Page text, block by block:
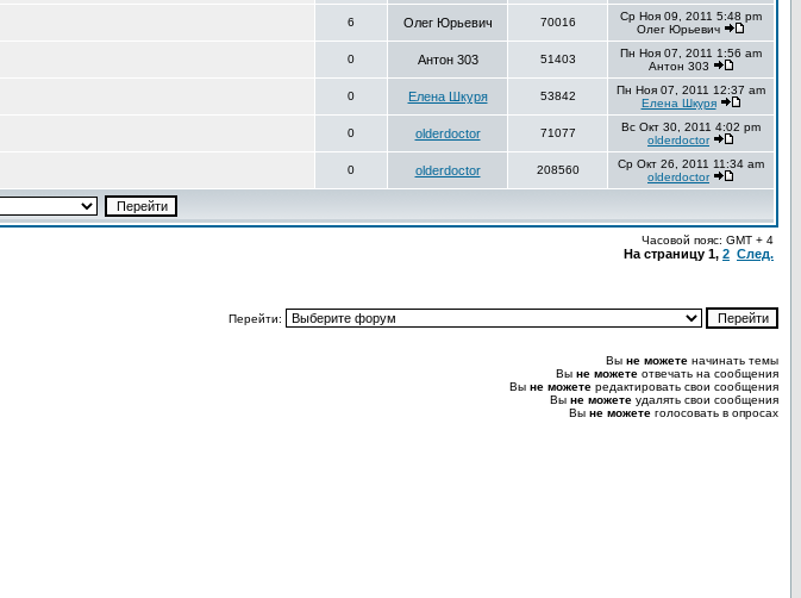
6 Олег Юрьевич 70016
Ср Ноя 09, 2011 5:48 pm
Олег Юрьевич
0 Антон 303 51403
Пн Ноя 07, 2011 1:56 am
Антон 303
0 Елена Шкуря 53842
Пн Ноя 07, 2011 12:37 am
Елена Шкуря
0 olderdoctor 71077
Вс Окт 30, 2011 4:02 pm
olderdoctor
0 olderdoctor 208560
Ср Окт 26, 2011 11:34 am
olderdoctor
Часовой пояс: GMT + 4
На страницу 1, 2 След.
Перейти:
Вы не можете начинать темы
Вы не можете отвечать на сообщения
Вы не можете редактировать свои сообщения
Вы не можете удалять свои сообщения
Вы не можете голосовать в опросах